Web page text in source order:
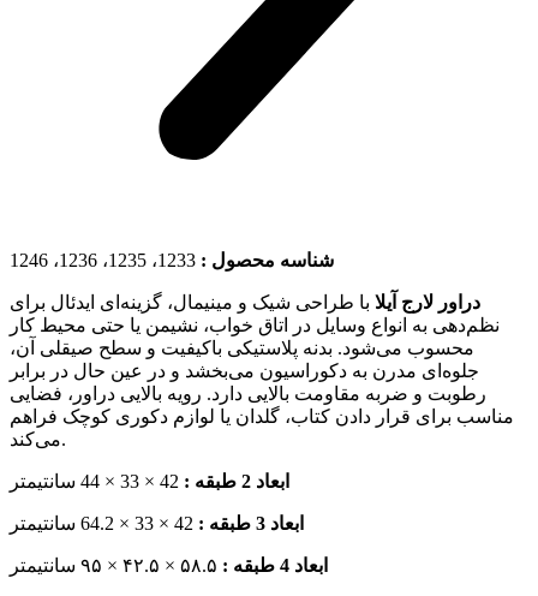
شناسه محصول :
دراور لارج آیلا با طراحی شیک و مینیمال، گزینه‌ای ایدئال برای
نظم‌دهی به انواع وسایل در اتاق خواب، نشیمن یا حتی محیط کار
محسوب می‌شود. بدنه پلاستیکی باکیفیت و سطح صیقلی آن،
جلوه‌ای مدرن به دکوراسیون می‌بخشد و در عین حال در برابر
رطوبت و ضربه مقاومت بالایی دارد. رویه بالایی دراور، فضایی
مناسب برای قرار دادن کتاب، گلدان یا لوازم دکوری کوچک فراهم
می‌کند.
ابعاد 2 طبقه :
ابعاد 3 طبقه : 42 × 33 × 64.2 سانتیمتر
ابعاد 4 طبقه :